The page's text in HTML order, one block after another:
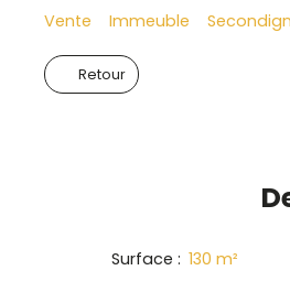
Vente Immeuble
Retour
Surface : 130 m²